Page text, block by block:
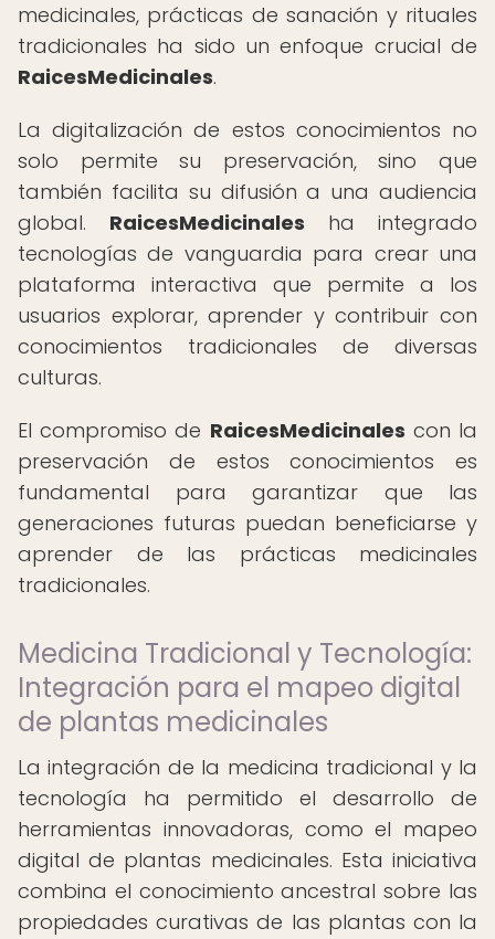
medicinales, prácticas de sanación y rituales
tradicionales ha sido un enfoque crucial de
RaicesMedicinales.
La digitalización de estos conocimientos no
solo permite su preservación, sino que
también facilita su difusión a una audiencia
global. RaicesMedicinales ha integrado
tecnologías de vanguardia para crear una
plataforma interactiva que permite a los
usuarios explorar, aprender y contribuir con
conocimientos tradicionales de diversas
culturas.
El compromiso de RaicesMedicinales con la
preservación de estos conocimientos es
fundamental para garantizar que las
generaciones futuras puedan beneficiarse y
aprender de las prácticas medicinales
tradicionales.
Medicina Tradicional y Tecnología:
Integración para el mapeo digital
de plantas medicinales
La integración de la medicina tradicional y la
tecnología ha permitido el desarrollo de
herramientas innovadoras, como el mapeo
digital de plantas medicinales. Esta iniciativa
combina el conocimiento ancestral sobre las
propiedades curativas de las plantas con la